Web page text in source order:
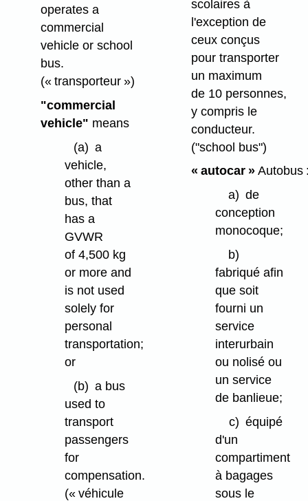
operates a
commercial
vehicle or school
bus.
(« transporteur »)
"commercial
vehicle" means
(a) a
vehicle,
other than a
bus, that
has a
GVWR
of 4,500 kg
or more and
is not used
solely for
personal
transportation;
or
(b) a bus
used to
transport
passengers
for
compensation.
(« véhicule
scolaires à
l'exception de
ceux conçus
pour transporter
un maximum
de 10 personnes,
y compris le
conducteur.
("school bus")
« autocar »Autobus
a) de
conception
monocoque;
b)
fabriqué afin
que soit
fourni un
service
interurbain
ou nolisé ou
un service
de banlieue;
c) équipé
d'un
compartiment
à bagages
sous le